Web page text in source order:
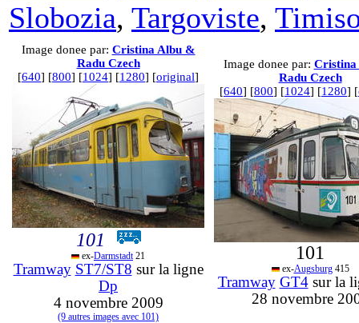
Slobozia, Targoviste,
Image donee par: Cristina Albu &
Radu Czech
[640] [800] [1024] [1280] [original]
101
ex-Darmstadt21
Tramway ST7/ST8 sur la ligne
Dp
4 novembre 2009
(9 autres images avec 101)
Image donee par:
Radu Czech
[640] [800] [1024] [1280] [
101
ex-Augsburg415
Tramway GT4sur la
28 novembre